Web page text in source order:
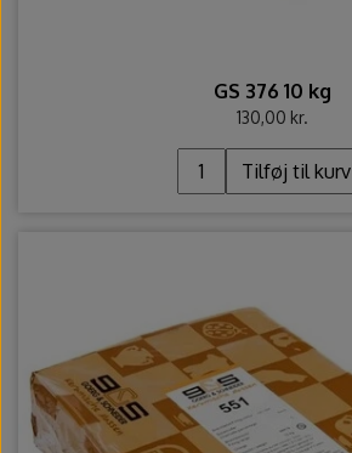
GS 376 10 kg
130,00 kr.
Tilføj til kurv